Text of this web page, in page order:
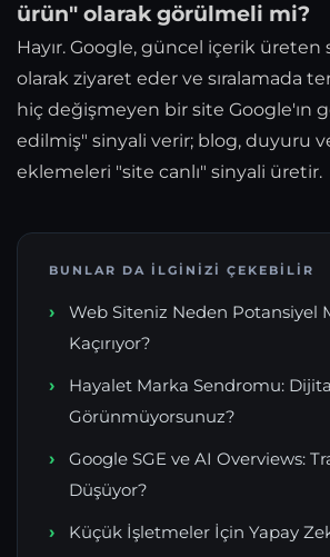
ürün" olarak görülmeli mi?
Hayır. Google, güncel içerik
olarak ziyaret eder ve sıralamada
hiç değişmeyen bir site Google'ın
edilmiş" sinyali verir; blog, duyuru
eklemeleri "site canlı" sinyali üretir.
BUNLAR DA İLGINIZI ÇEKEBILIR
Web Siteniz Neden Potansiyel
Kaçırıyor?
Hayalet Marka Sendromu:
Görünmüyorsunuz?
Google SGE ve AI Overviews:
Düşüyor?
Küçük İşletmeler İçin Yapay